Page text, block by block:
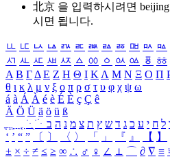
北京 을 입력하시려면 beijing
시면 됩니다.
ㅥ ㅦ ㅧ ㅨ ㅩ ㅪ ㅫ ㅬ ㅭ ㅮ ㅯ ㅰ
ㅺ ㅻ ㅼ ㅽ ㅾ ㅿ ㆀ ㆁ ㆂ ㆃ ㆄ ㆅ
Α Β ΓΔ Ε Ζ Η Θ Ι ΚΛ Μ Ν Ξ Ο Π
θ ι κ λ μ ν ξ ο π ρ σ τ υ φ χ ψ ω
á à Á À é è É È ç Ç ê
Ä Ö Ü ä ö ü ß
ִֶֹ ֻּ ׁׂ ל ח י ע כ ג ד ש ץ ת צ מ נ ה ב
‘ ’ “ ” 〔 〕 〈 〉 「 」 『 』 【 】
± × ÷ ≠ ≤ ≥ ∞ ∴ ♂ ♀ ∠ ⊥ ⌒ ∂ ∇ ≡